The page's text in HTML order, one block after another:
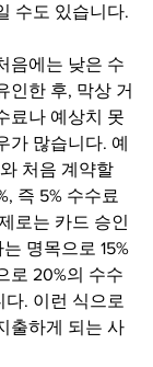
수도 있습니다.
음에는 낮은 수
인한 후, 막상 거
료나 예상치 못
가 많습니다. 예
처음 계약할
즉 5% 수수료
로는 카드 승인
명목으로 15%
로 20%의 수수
다. 이런 식으로
출하게 되는 사